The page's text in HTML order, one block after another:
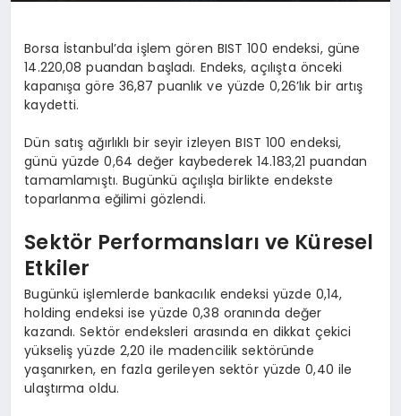
Borsa İstanbul’da işlem gören BIST 100 endeksi, güne
14.220,08 puandan başladı. Endeks, açılışta önceki
kapanışa göre 36,87 puanlık ve yüzde 0,26’lık bir artış
kaydetti.
Dün satış ağırlıklı bir seyir izleyen BIST 100 endeksi,
günü yüzde 0,64 değer kaybederek 14.183,21 puandan
tamamlamıştı. Bugünkü açılışla birlikte endekste
toparlanma eğilimi gözlendi.
Sektör Performansları ve Küresel
Etkiler
Bugünkü işlemlerde bankacılık endeksi yüzde 0,14,
holding endeksi ise yüzde 0,38 oranında değer
kazandı. Sektör endeksleri arasında en dikkat çekici
yükseliş yüzde 2,20 ile madencilik sektöründe
yaşanırken, en fazla gerileyen sektör yüzde 0,40 ile
ulaştırma oldu.